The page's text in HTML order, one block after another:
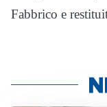
Fabbrico e